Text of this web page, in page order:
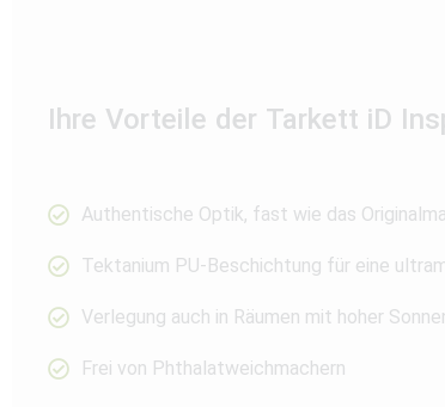
Ihre Vorteile der Tarkett iD
Authentische Optik, fast wie das
Tektanium PU-Beschichtung für eine
Verlegung auch in Räumen mit hoher
Frei von Phthalatweichmachern